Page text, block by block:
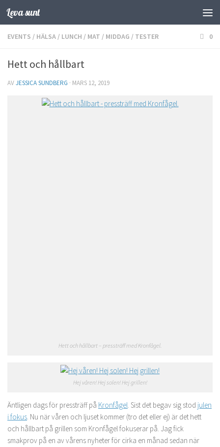
Hoppa till innehåll
Leva sunt
EVENTS / HÄLSA / LUNCH / MAT / MIDDAG / TESTER 0
Hett och hållbart
AVJESSICA SUNDBERG · MARS 12, 2019
Hett och hållbart – pressträff med Kronfågel.
Hej våren! Hej solen! Hej grillen!
Äntligen dags för pressträff på Kronfågel. Sist det begav sig stod julen
i fokus. Nu när våren och ljuset kommer (tro det eller ej) är det hett
och hållbart på grillen som Kronfågel fokuserar på. Jag fick
smakprov på en av vårens nyheter för cirka en månad sedan när